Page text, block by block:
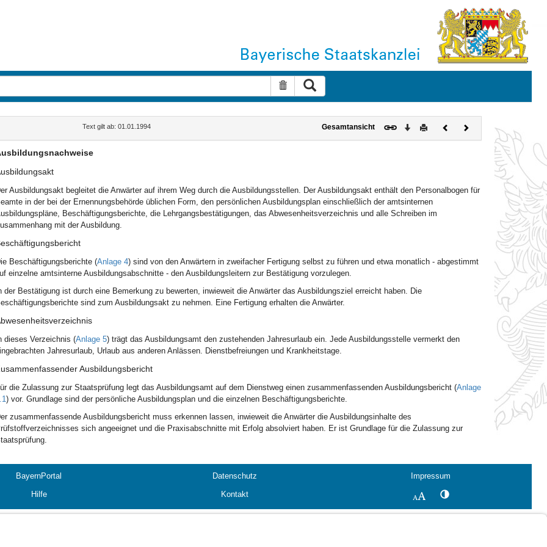
Suche zurücksetzen
Text gilt ab: 01.01.1994 Gesamtansicht Download
DruckenVorherigesNächstes
Dokument
Ausbildungsakt begleitet die Anwärter auf ihrem Weg durch die Ausbildungsstellen. Der Ausbildungsakt enthält den Personalbogen für
in der bei der Ernennungsbehörde üblichen Form, den persönlichen Ausbildungsplan einschließlich der amtsinternen
Beschäftigungsberichte, die Lehrgangsbestätigungen, das Abwesenheitsverzeichnis und alle Schreiben im
mit der Ausbildung.
Beschäftigungsberichte (Anlage 4) sind von den Anwärtern in zweifacher Fertigung selbst zu führen und etwa monatlich ‑ abgestimmt
einzelne amtsinterne Ausbildungsabschnitte ‑ den Ausbildungsleitern zur Bestätigung vorzulegen.
der Bestätigung ist durch eine Bemerkung zu bewerten, inwieweit die Anwärter das Ausbildungsziel erreicht haben. Die
sind zum Ausbildungsakt zu nehmen. Eine Fertigung erhalten die Anwärter.
dieses Verzeichnis (Anlage 5) trägt das Ausbildungsamt den zustehenden Jahresurlaub ein. Jede Ausbildungsstelle vermerkt den
Jahresurlaub, Urlaub aus anderen Anlässen. Dienstbefreiungen und Krankheitstage.
Ausbildungsbericht
die Zulassung zur Staatsprüfung legt das Ausbildungsamt auf dem Dienstweg einen zusammenfassenden Ausbildungsbericht (Anlage
) vor. Grundlage sind der persönliche Ausbildungsplan und die einzelnen Beschäftigungsberichte.
zusammenfassende Ausbildungsbericht muss erkennen lassen, inwieweit die Anwärter die Ausbildungsinhalte des
sich angeeignet und die Praxisabschnitte mit Erfolg absolviert haben. Er ist Grundlage für die Zulassung zur
BayernPortal Datenschutz
Impressum
Hilfe Kontakt SchriftgrößeKontrastwechsel